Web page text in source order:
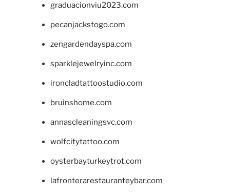
graduacionviu2023.com
pecanjackstogo.com
zengardendayspa.com
sparklejewelryinc.com
ironcladtattoostudio.com
bruinshome.com
annascleaningsvc.com
wolfcitytattoo.com
oysterbayturkeytrot.com
lafronterarestauranteybar.com